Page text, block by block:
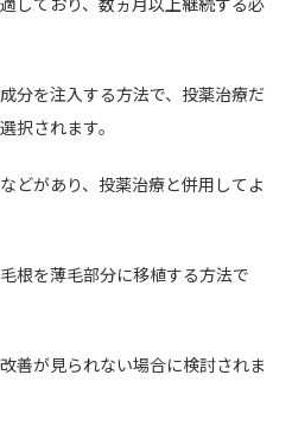
分を注入する方法で、投薬治療だ
択されます。
どがあり、投薬治療と併用してよ
根を薄毛部分に移植する方法で
善が見られない場合に検討されま